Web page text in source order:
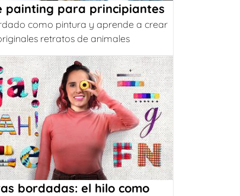
painting para principiantes
como pintura y aprende a crear
retratos de animales
bordadas: el hilo como